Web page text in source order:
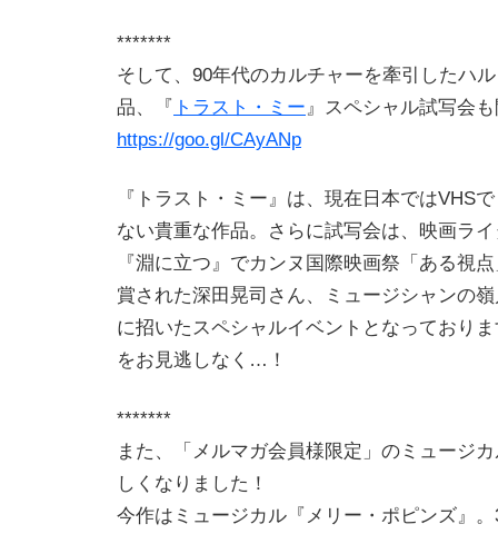
*******
そして、90年代のカルチャーを牽引したハ
品、『 トラスト・ミー』スペシャル試写会
https://goo.gl/CAyANp
『トラスト・ミー』は、現在日本ではVHS
ない貴重な作品。さらに試写会は、映画ラ
『淵に立つ』でカンヌ国際映画祭「ある視
賞された深田晃司さん、ミュージシャンの
に招いたスペシャルイベントとなっており
をお見逃しなく…！
*******
また、「メルマガ会員様限定」のミュージ
しくなりました！
今作はミュージカル『メリー・ポピンズ』